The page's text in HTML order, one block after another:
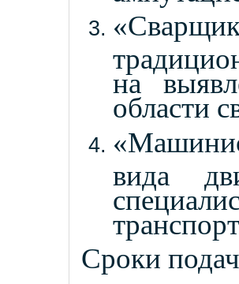
на
области
вида
Сроки